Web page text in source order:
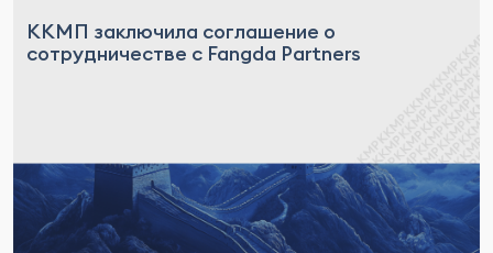
ККМП заключила соглашение о
сотрудничестве с Fangda Partners